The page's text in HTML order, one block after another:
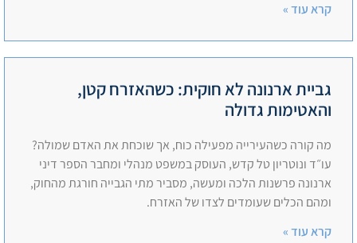
קרא עוד »
גביית ארנונה לא חוקית: כשהאזרח קטן,
והאטימות גדולה
מה קורה כשהעירייה מפעילה כוח, אך שוכחת את האדם שמולה?
עו״ד ונוטריון טל קדש, העוסק במשפט מנהלי ומחבר הספר דיני
ארנונה פרשנות הלכה ומעשה, מסביר מתי הגבייה חורגת מהחוק,
ומהם הכלים שעומדים לצדו של האזרח.
קרא עוד »